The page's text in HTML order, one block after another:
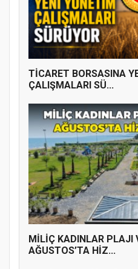
TİCARET BORSASINA
ÇALIŞMALARI SÜ...
MİLİÇ KADINLAR PLAJI
AĞUSTOS’TA HİZ...